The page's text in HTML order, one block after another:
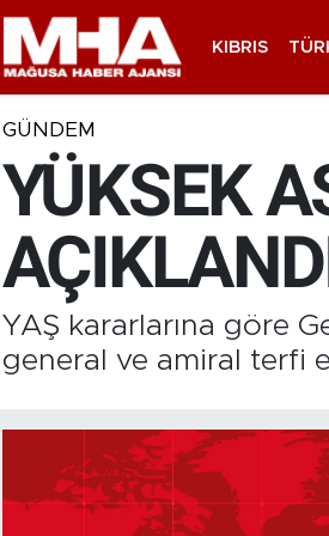
KIBRIS
GÜNDEM
YÜKSEK
YAŞ kararlarına göre
general ve amiral terfi